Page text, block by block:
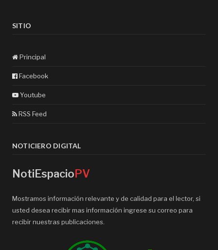
SITIO
Principal
Facebook
Youtube
RSS Feed
NOTICIERO DIGITAL
NotiEspacioPV
Mostramos información relevante y de calidad para el lector, si
usted desea recibir mas información ingrese su correo para
recibir nuestras publicaciones.